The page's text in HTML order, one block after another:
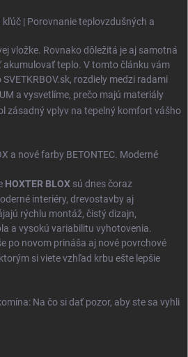
kľúč | Porovnanie teplovzdušných a
vložke. Rovnako dôležitá je aj samotná
akumulovať teplo. V tomto článku vám
rozdiely medzi radami
a vysvetlíme, prečo majú materiály
zásadný vplyv na tepelný komfort vášho
a nové farby BETONTEC. Moderné
HOXTER BLOX sú dnes čoraz
interiéry, drevostavby aj
rýchlu montáž, čistý dizajn,
a vysokú variabilitu vyhotovenia.
po novom prináša aj nové povrchové
si viete vzhľad krbu ešte lepšie
Na čo si dať pozor, aby ste sa vyhli